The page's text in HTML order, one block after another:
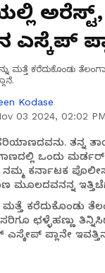
ಅರೆಸ್ಟ್,
ಎಸ್ಕೆಪ್
ಮತ್ತೆ ಕರೆದುಕೊಂಡು
Kodase
03 2024, 02:02
ತನ್ನ
ಒಂದು
ಕರ್ನಾಟಕ
ಮೂಲದವನನ್ನ
ಮತ್ತೆ ಕರೆದುಕೊಂಡು
ಛಳ್ಳೆಹಣ್ಣು
ಎಸ್ಕೇಪ್​​ ಪ್ಲಾನೇ